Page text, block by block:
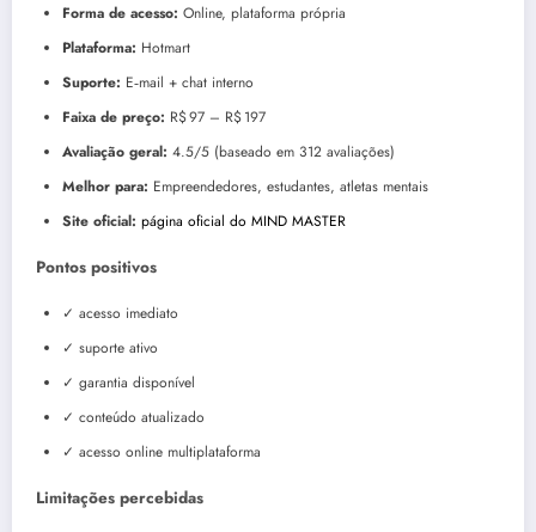
Forma de acesso: Online, plataforma própria
Plataforma: Hotmart
Suporte: E‑mail + chat interno
Faixa de preço: R$ 97 – R$ 197
Avaliação geral: 4.5/5 (baseado em 312 avaliações)
Melhor para: Empreendedores, estudantes, atletas mentais
Site oficial: página oficial do MIND MASTER
Pontos positivos
✓ acesso imediato
✓ suporte ativo
✓ garantia disponível
✓ conteúdo atualizado
✓ acesso online multiplataforma
Limitações percebidas